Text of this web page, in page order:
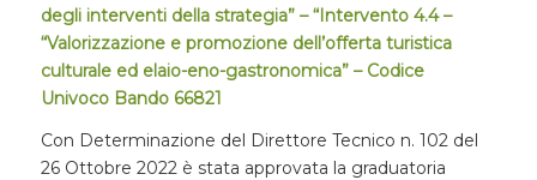
degli interventi della strategia” – “Intervento 4.4 –
“Valorizzazione e promozione dell’offerta turistica
culturale ed elaio-eno-gastronomica” – Codice
Univoco Bando 66821
Con Determinazione del Direttore Tecnico n. 102 del
26 Ottobre 2022 è stata approvata la graduatoria